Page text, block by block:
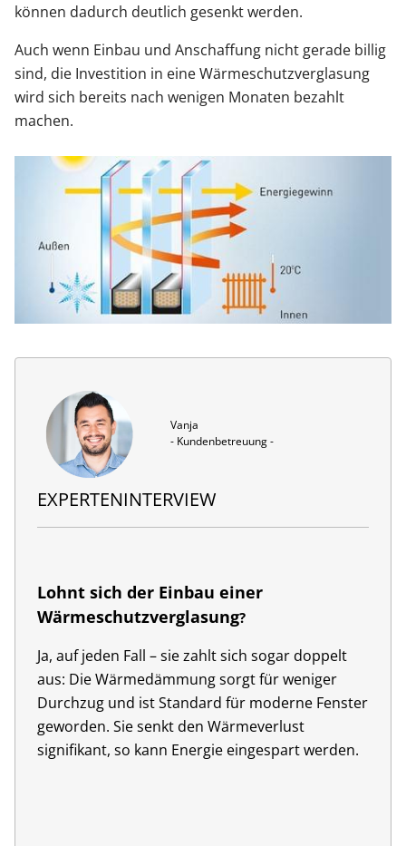
können dadurch deutlich gesenkt werden.
Auch wenn Einbau und Anschaffung nicht gerade billig
sind, die Investition in eine Wärmeschutzverglasung
wird sich bereits nach wenigen Monaten bezahlt
machen.
Vanja
- Kundenbetreuung -
EXPERTENINTERVIEW
Lohnt sich der Einbau einer
Wärmeschutzverglasung?
Ja, auf jeden Fall – sie zahlt sich sogar doppelt
aus: Die Wärmedämmung sorgt für weniger
Durchzug und ist Standard für moderne Fenster
geworden. Sie senkt den Wärmeverlust
signifikant, so kann Energie eingespart werden.